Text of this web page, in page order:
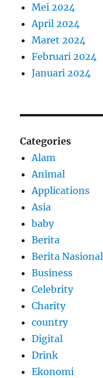
Mei 2024
April 2024
Maret 2024
Februari 2024
Januari 2024
Categories
Alam
Animal
Applications
Asia
baby
Berita
Berita Nasional
Business
Celebrity
Charity
country
Digital
Drink
Ekonomi